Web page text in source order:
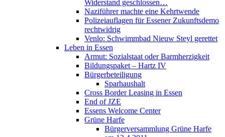
Widerstand geschlossen…
Naziführer machte eine Kehrtwende
Polizeiauflagen für Essener Zukunftsdemo
rechtwidrig
Venlo: Schwimmbad Nieuw Steyl gerettet
Leben in Essen
Armut: Sozialstaat oder Barmherzigkeit
Bildungspaket – Hartz IV
Bürgerbeteiligung
Sparhaushalt
Cross Border Leasing in Essen
End of JZE
Essens Welcome Center
Grüne Harfe
Bürgerversammlung Grüne Harfe